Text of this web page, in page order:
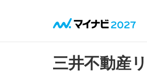
三井不動産